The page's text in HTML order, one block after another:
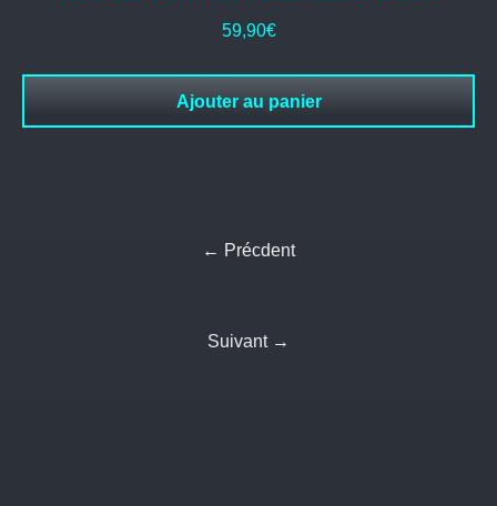
59,90€
Ajouter au panier
← Précdent
Suivant →